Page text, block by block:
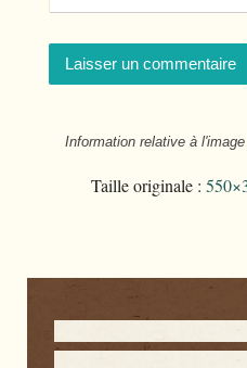
Information relative à l'image
Taille originale :